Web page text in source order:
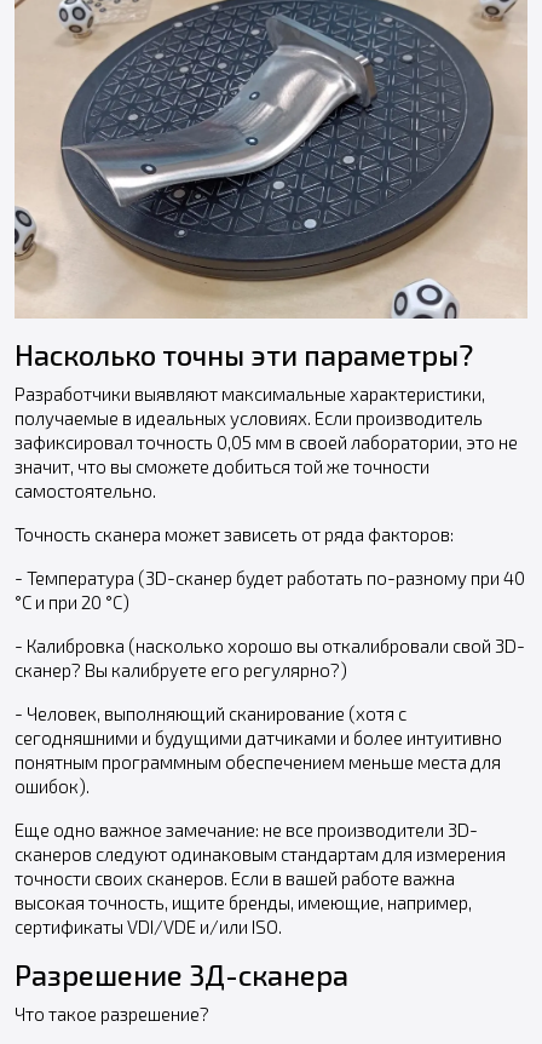
Насколько точны эти параметры?
Разработчики выявляют максимальные характеристики,
получаемые в идеальных условиях. Если производитель
зафиксировал точность 0,05 мм в своей лаборатории, это не
значит, что вы сможете добиться той же точности
самостоятельно.
Точность сканера может зависеть от ряда факторов:
- Температура (3D-сканер будет работать по-разному при 40
°C и при 20 °C)
- Калибровка (насколько хорошо вы откалибровали свой 3D-
сканер? Вы калибруете его регулярно?)
- Человек, выполняющий сканирование (хотя с
сегодняшними и будущими датчиками и более интуитивно
понятным программным обеспечением меньше места для
ошибок).
Еще одно важное замечание: не все производители 3D-
сканеров следуют одинаковым стандартам для измерения
точности своих сканеров. Если в вашей работе важна
высокая точность, ищите бренды, имеющие, например,
сертификаты VDI/VDE и/или ISO.
Разрешение 3Д-сканера
Что такое разрешение?